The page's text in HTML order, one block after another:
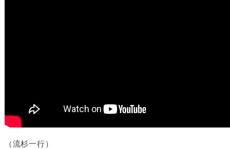
（流杉一行）